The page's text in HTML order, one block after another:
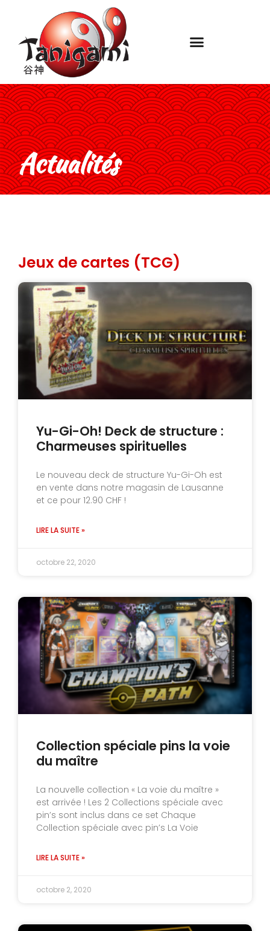
Actualités
Jeux de cartes (TCG)
Yu-Gi-Oh! Deck de structure :
Charmeuses spirituelles
Le nouveau deck de structure Yu-Gi-Oh est
en vente dans notre magasin de Lausanne
et ce pour 12.90 CHF !
LIRE LA SUITE »
octobre 22, 2020
Collection spéciale pins la voie
du maître
La nouvelle collection « La voie du maître »
est arrivée ! Les 2 Collections spéciale avec
pin’s sont inclus dans ce set Chaque
Collection spéciale avec pin’s La Voie
LIRE LA SUITE »
octobre 2, 2020